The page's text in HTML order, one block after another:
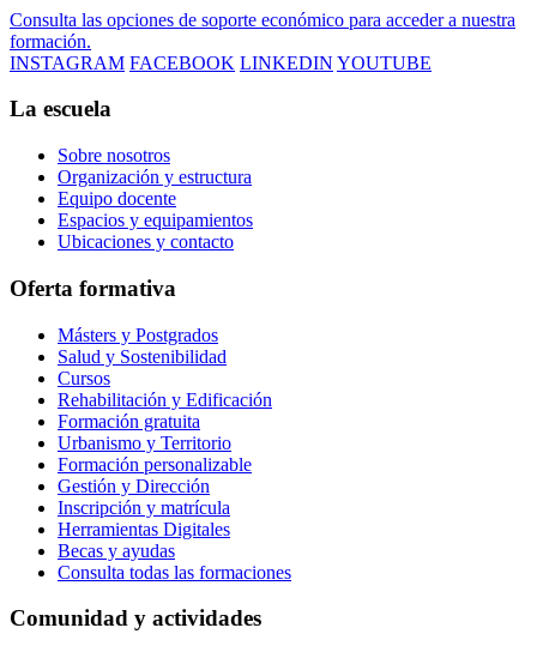
Consulta las opciones de soporte económico para acceder a nuestra
formación.
INSTAGRAM FACEBOOK LINKEDIN YOUTUBE
La escuela
Sobre nosotros
Organización y estructura
Equipo docente
Espacios y equipamientos
Ubicaciones y contacto
Oferta formativa
Másters y Postgrados
Salud y Sostenibilidad
Cursos
Rehabilitación y Edificación
Formación gratuita
Urbanismo y Territorio
Formación personalizable
Gestión y Dirección
Inscripción y matrícula
Herramientas Digitales
Becas y ayudas
Consulta todas las formaciones
Comunidad y actividades